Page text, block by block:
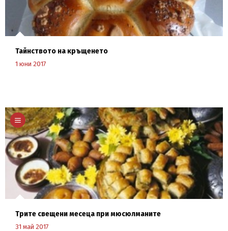
Тайнството на кръщенето
1 юни 2017
Научи повече
Трите свещени месеца при мюсюлманите
31 май 2017